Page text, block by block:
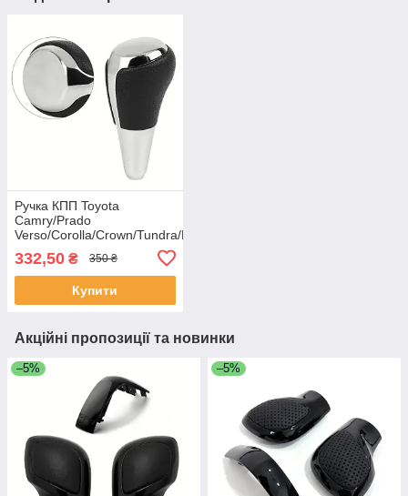
Ручка КПП Toyota
Camry/Prado
Verso/Corolla/Crown/Tundra/Previa/RAV4
332,50 ₴ 350 ₴
Купити
Акційні пропозиції та новинки
–5% –5%